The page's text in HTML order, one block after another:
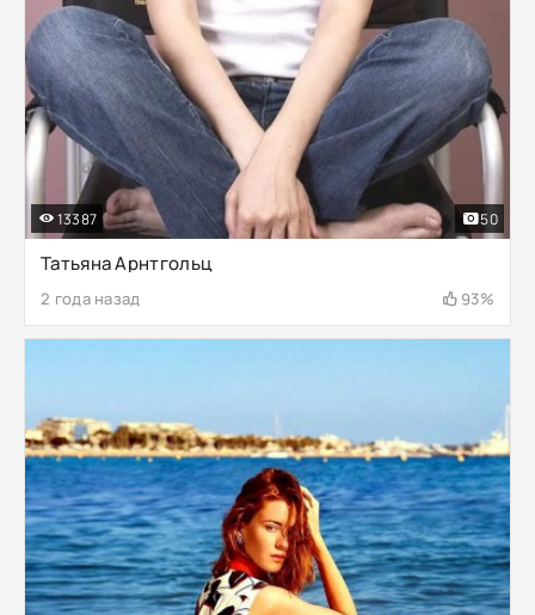
Татьяна Арнтгольц
2 года назад 93%
13387 50